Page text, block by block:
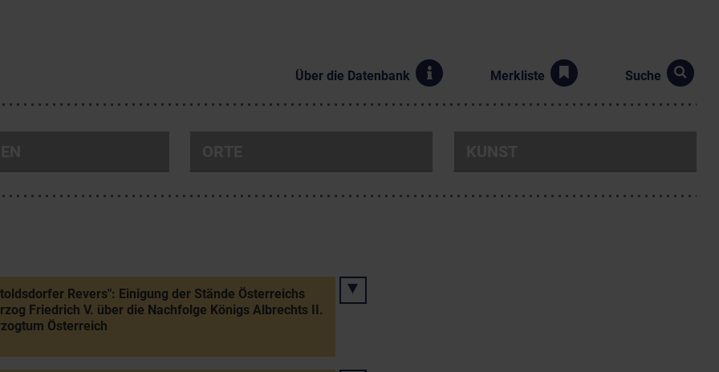
Über die Datenbank Merkliste Suche
Revers": Einigung der Stände Österreichs
Friedrich V. über die Nachfolge Königs Albrechts II.
Österreich